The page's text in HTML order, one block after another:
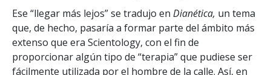
Ese “llegar más lejos” se tradujo en Dianética, un tema
que, de hecho, pasaría a formar parte del ámbito más
extenso que era Scientology, con el fin de
proporcionar algún tipo de “terapia” que pudiese ser
fácilmente utilizada por el hombre de la calle. Así, en